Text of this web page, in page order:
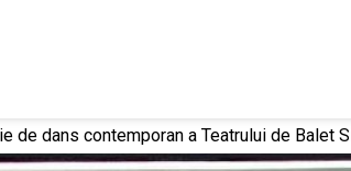
de dans contemporan a Teatrului de Balet